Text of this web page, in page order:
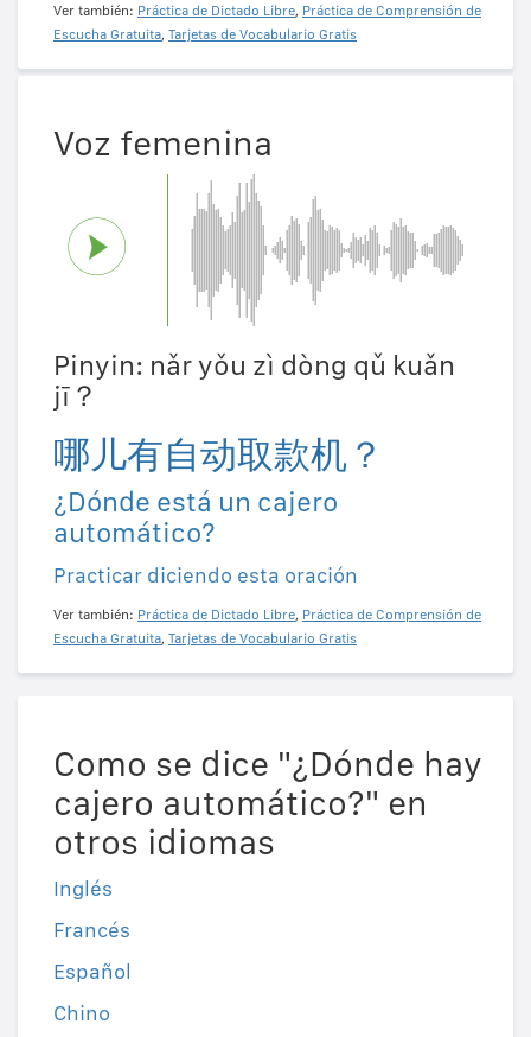
Ver también: Práctica de Dictado Libre, Práctica de Comprensión de
Escucha Gratuita, Tarjetas de Vocabulario Gratis
Voz femenina
Pinyin: nǎr yǒu zì dòng qǔ kuǎn
jī？
哪儿有自动取款机？
¿Dónde está un cajero
automático?
Practicar diciendo esta oración
Ver también: Práctica de Dictado Libre, Práctica de Comprensión de
Escucha Gratuita, Tarjetas de Vocabulario Gratis
Como se dice "¿Dónde hay
cajero automático?" en
otros idiomas
Inglés
Francés
Español
Chino